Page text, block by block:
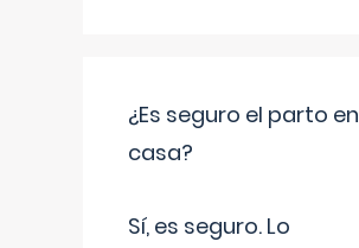
¿Es seguro el parto en
casa?
Sí, es seguro. Lo